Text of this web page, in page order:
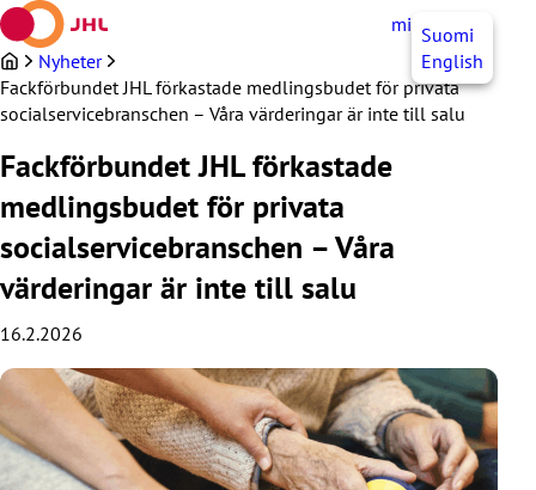
Hoppa
till
innehållet
mittJHL SV
Suomi
English
Nyheter
Fackförbundet JHL förkastade medlingsbudet för privata
socialservicebranschen – Våra värderingar är inte till salu
Fackförbundet JHL förkastade
medlingsbudet för privata
socialservicebranschen – Våra
värderingar är inte till salu
16.2.2026